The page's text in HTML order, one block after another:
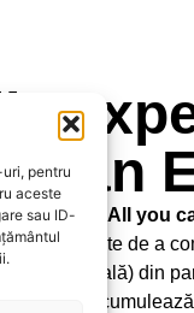
pentru
aceste
sau ID-
Can
dedicată All you
înainte de a
minerală) din
sau